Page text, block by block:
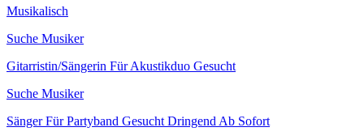
Musikalisch
Suche Musiker
Gitarristin/Sängerin Für Akustikduo Gesucht
Suche Musiker
Sänger Für Partyband Gesucht Dringend Ab Sofort